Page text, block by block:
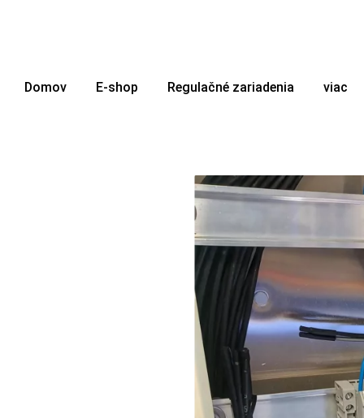
Domov E-shop Regulačné zariadenia viac